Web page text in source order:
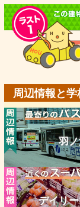
周辺情報と学
羽
デイリ